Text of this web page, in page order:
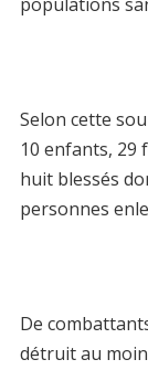
Selon cette
10 enfants, 29
huit blessés
personnes
De
détruit au